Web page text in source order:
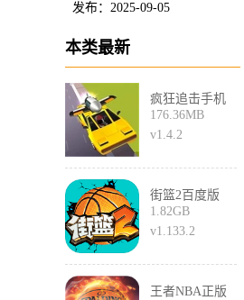
发布：2025-09-05
本类最新
疯狂追击手机
版
176.36MB
v1.4.2
街篮2百度版
1.82GB
v1.133.2
王者NBA正版